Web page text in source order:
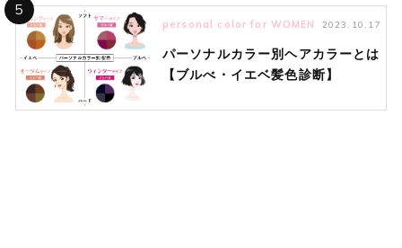
5
personal color for WOMEN 2023.10.17
パーソナルカラー別ヘアカラーとは
【ブルべ・イエベ髪色診断】